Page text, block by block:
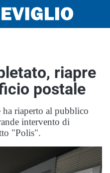
riapre
postale
riaperto al pubblico
intervento di
"Polis".